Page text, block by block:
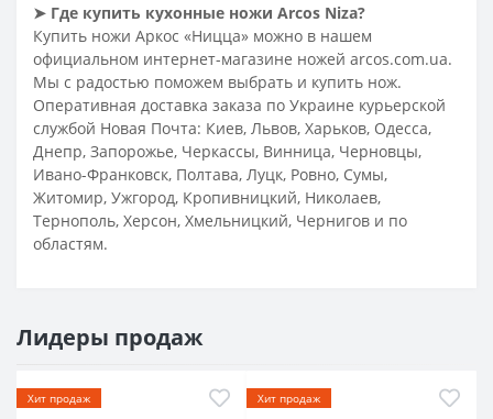
➤ Где купить кухонные ножи Arcos Niza?
Купить ножи Аркос «Ницца» можно в нашем
официальном интернет-магазине ножей arcos.com.ua.
Мы с радостью поможем выбрать и купить нож.
Оперативная доставка заказа по Украине курьерской
службой Новая Почта: Киев, Львов, Харьков, Одесса,
Днепр, Запорожье, Черкассы, Винница, Черновцы,
Ивано-Франковск, Полтава, Луцк, Ровно, Сумы,
Житомир, Ужгород, Кропивницкий, Николаев,
Тернополь, Херсон, Хмельницкий, Чернигов и по
областям.
Лидеры продаж
Хит продаж Хит продаж